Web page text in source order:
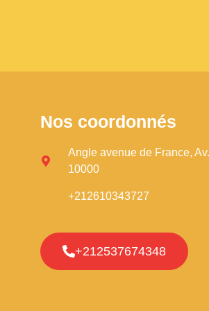
Nos coordonnés
Angle avenue de France,
10000
+212610343727
+212537674348